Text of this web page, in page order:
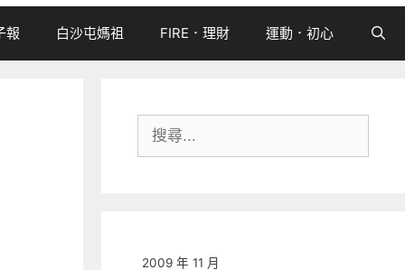
報 白沙屯媽祖 FIRE．理財 運動．初心
尋:
2009 年 11 月